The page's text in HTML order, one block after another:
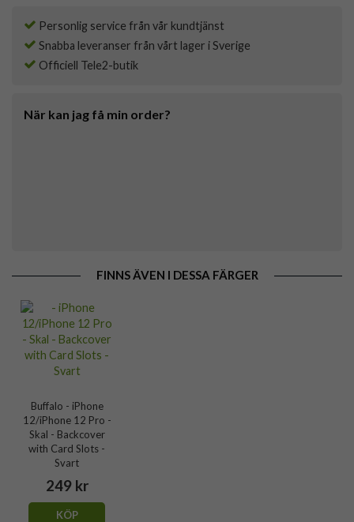
Personlig service från vår kundtjänst
Snabba leveranser från vårt lager i Sverige
Officiell Tele2-butik
När kan jag få min order?
FINNS ÄVEN I DESSA FÄRGER
Buffalo - iPhone
12/iPhone 12 Pro -
Skal - Backcover
with Card Slots -
Svart
249 kr
KÖP